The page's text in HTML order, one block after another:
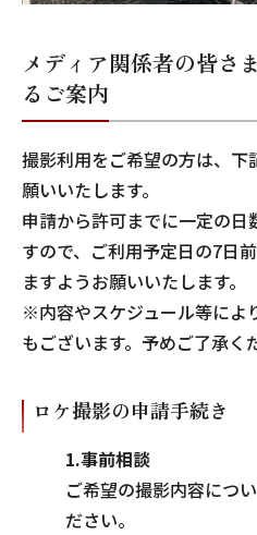
メディア関係者の皆
るご案内
撮影利用をご希望の方は、
願いいたします。
申請から許可までに一定の
すので、ご利用予定日の7日
ますようお願いいたします。
※内容やスケジュール等によ
もございます。予めご了承く
ロケ撮影の申請手続き
1.事前相談
ご希望の撮影内容につ
ださい。